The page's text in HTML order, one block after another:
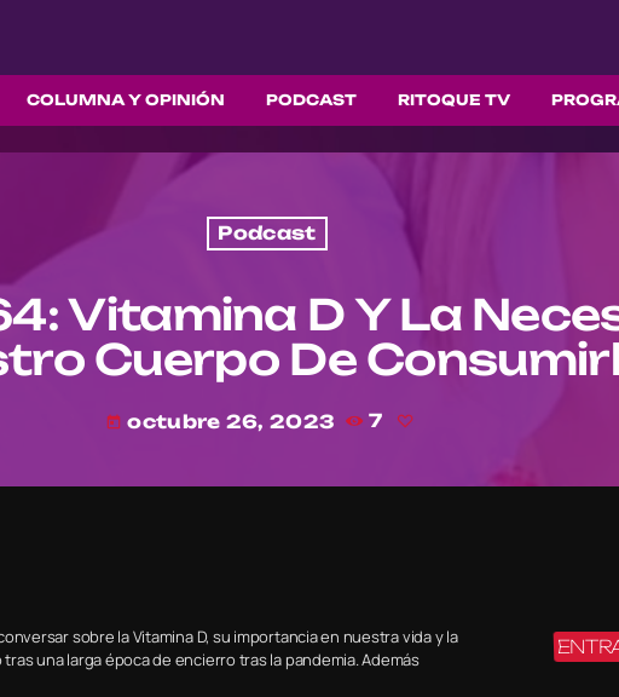
COLUMNA Y OPINIÓN PODCAST RITOQUE TV
Podcast
Vitamina D Y La
Cuerpo De
today octubre 26, 2023 7
sobre la Vitamina D, su importancia en nuestra vida y la
una larga época de encierro tras la pandemia. Además